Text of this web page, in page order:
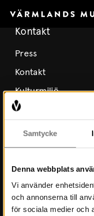
Samtycke
Denna webbplats
Vi använder
och annonserna till
för sociala medier och
Kontakt
Press
Kontakt
Kulturmiljö
Stöd Värmlands
Prenumerera på
Prenumerera på
Om Museet